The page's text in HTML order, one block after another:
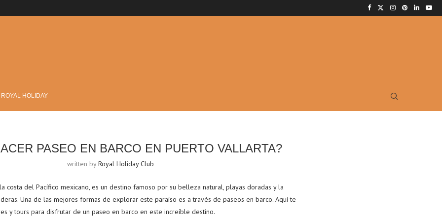
HOLIDAY
PASEO EN BARCO EN PUERTO VALLARTA?
written byRoyal Holiday Club
costa del Pacífico mexicano, es un destino famoso por su belleza natural, playas doradas y la
Una de las mejores formas de explorar este paraíso es a través de paseos en barco. Aquí te
y tours para disfrutar de un paseo en barco en este increíble destino.